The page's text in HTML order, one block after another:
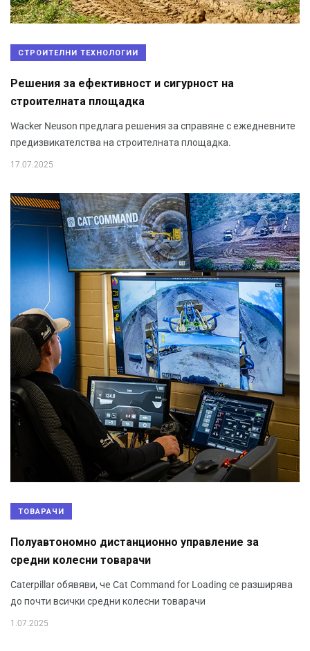
СТРОИТЕЛНИ ТЕХНОЛОГИИ
Решения за ефективност и сигурност на
строителната площадка
Wacker Neuson предлага решения за справяне с ежедневните
предизвикателства на строителната площадка.
17.07.2025
ТОВАРАЧИ
Полуавтономно дистанционно управление за
средни колесни товарачи
Caterpillar обявяви, че Cat Command for Loading се разширява
до почти всички средни колесни товарачи
1.07.2025